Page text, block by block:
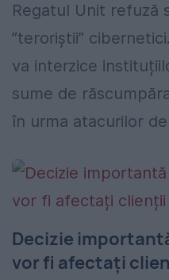
Regatul Unit refuză
”teroriștii”
va interzice
sume de
în urma atacurilor
Decizie
vor fi afectați